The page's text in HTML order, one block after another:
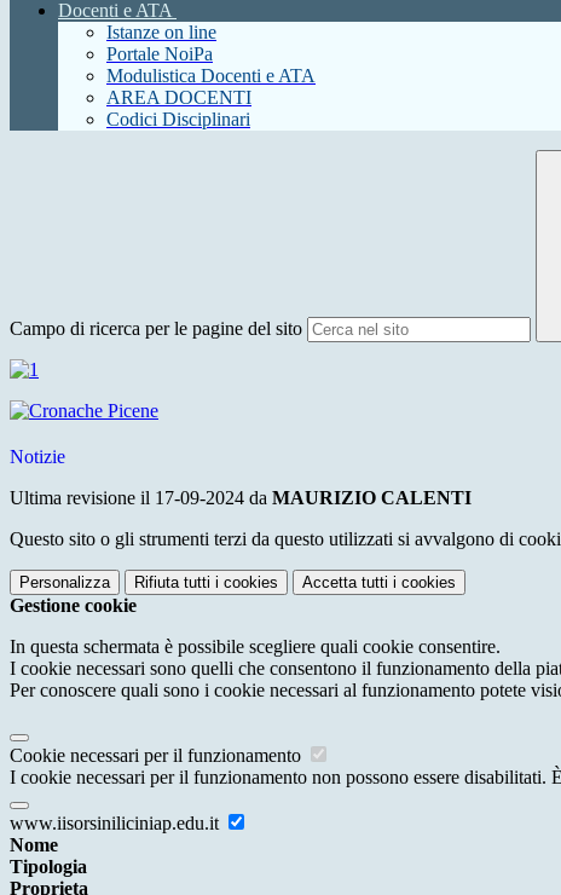
Docenti e ATA
Istanze on line
Portale NoiPa
Modulistica Docenti e ATA
AREA DOCENTI
Codici Disciplinari
Campo di ricerca per le pagine del sito
Notizie
Ultima revisione il 17-09-2024 da MAURIZIO CALENTI
Questo sito o gli strumenti terzi da questo utilizzati si avvalgono di
Personalizza Rifiuta tutti i cookies Accetta tutti i cookies
Gestione cookie
In questa schermata è possibile scegliere quali cookie consentire.
I cookie necessari sono quelli che consentono il funzionamento della
Per conoscere quali sono i cookie necessari al funzionamento potete
Cookie necessari per il funzionamento
I cookie necessari per il funzionamento non possono essere
www.iisorsiniliciniap.edu.it
Nome
Tipologia
Proprieta